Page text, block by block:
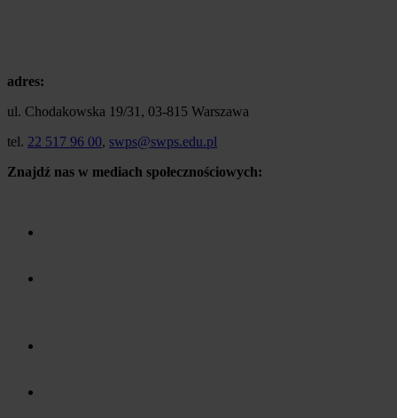
adres:
ul. Chodakowska 19/31, 03-815 Warszawa
tel. 22 517 96 00, swps@swps.edu.pl
Znajdź nas w mediach społecznościowych: